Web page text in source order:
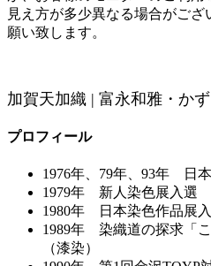
見え方が多少異なる場合がご
願い致します。
加賀天加織 | 富永和雅・かず
プロフィール
1976年、79年、93年 日
1979年 新人染色展入選
1980年 日本染色作品展
1989年 染織道の探求「
（漆染）